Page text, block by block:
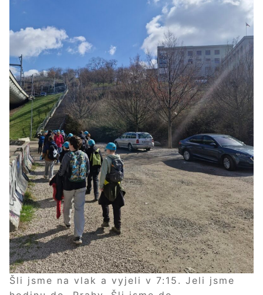
Šli jsme na vlak a vyjeli v 7:15. Jeli jsme